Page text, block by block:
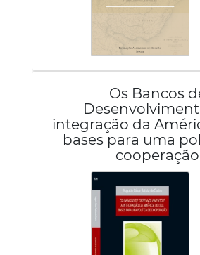
Os Bancos
integração da
bases para uma
cooperação